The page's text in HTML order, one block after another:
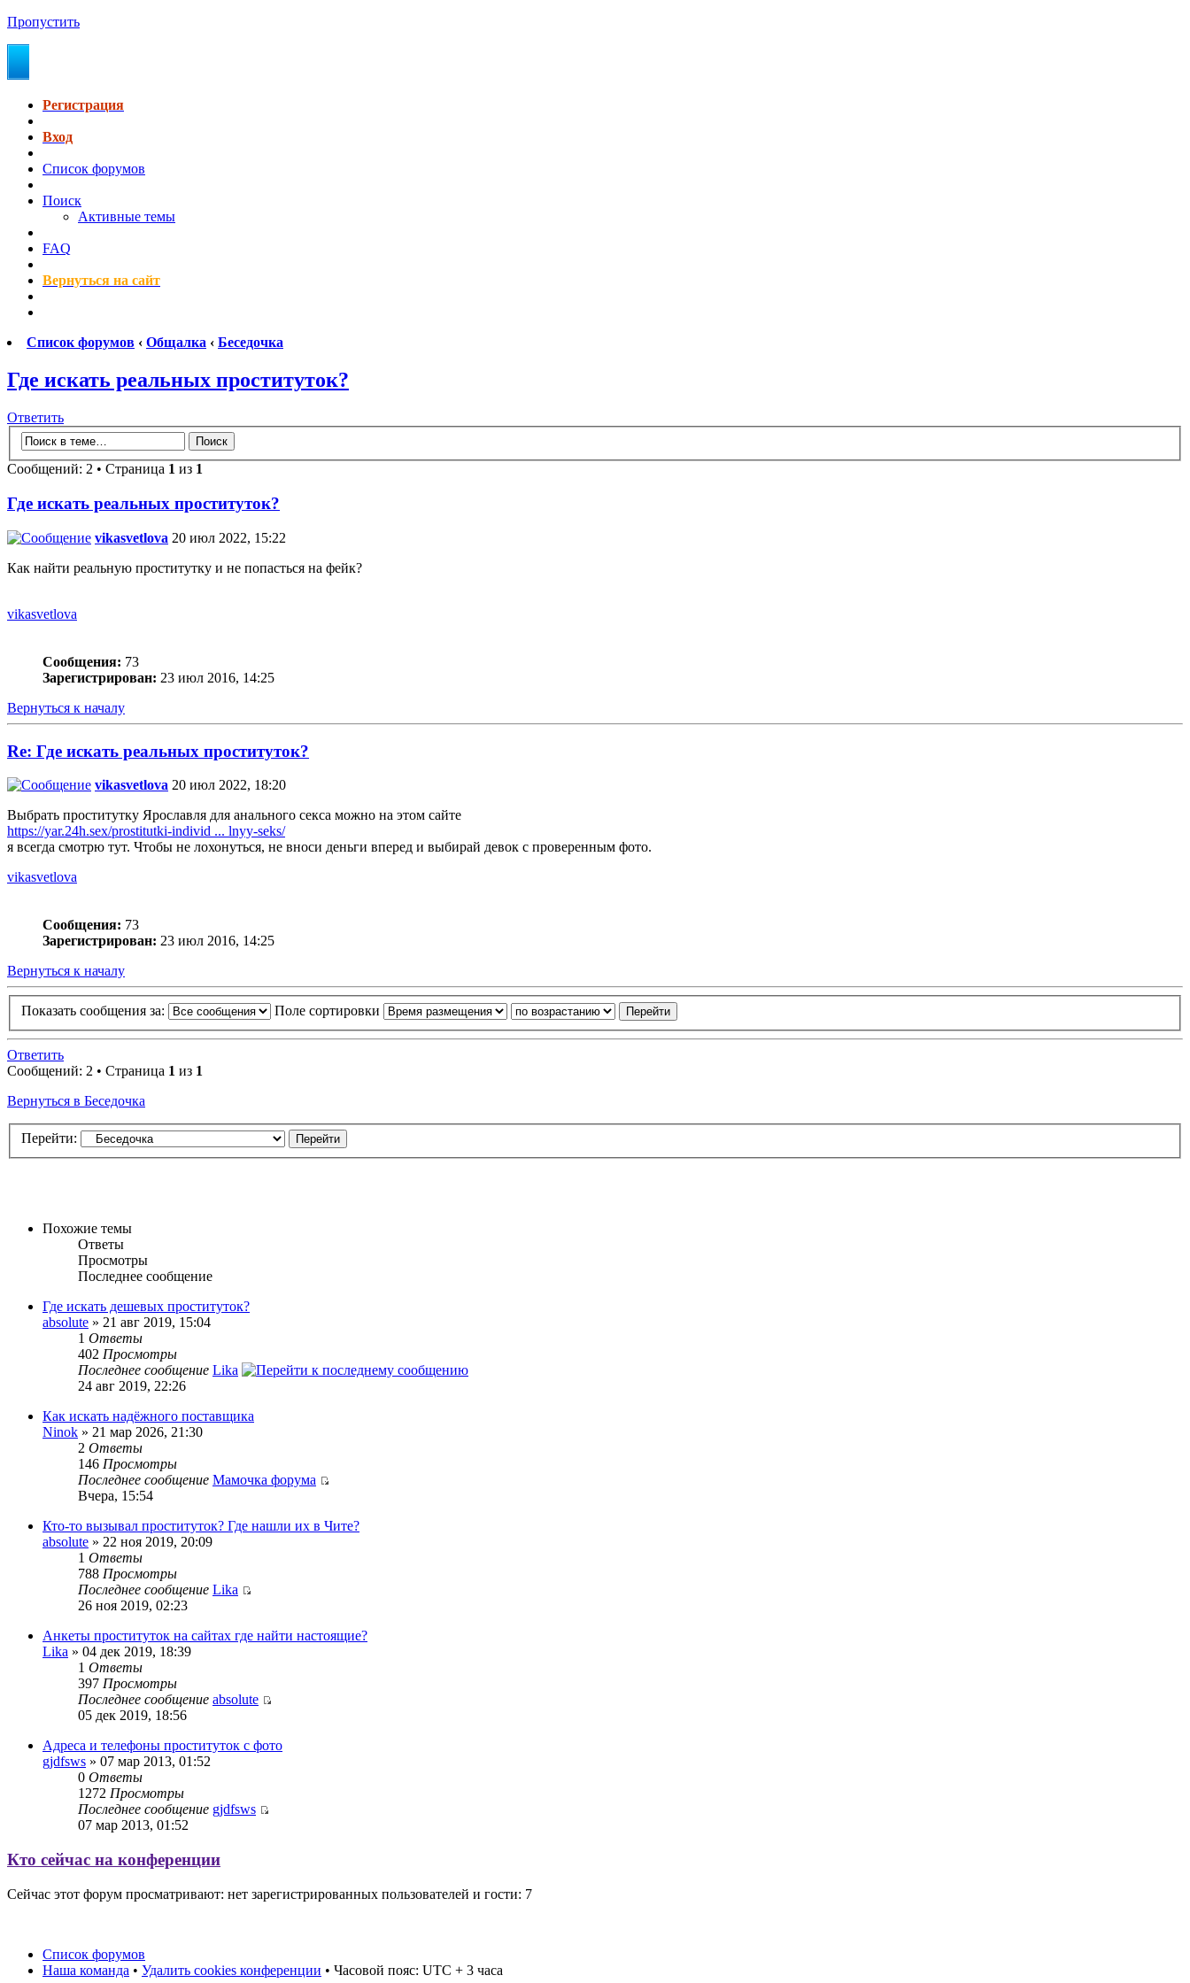
Пропустить
Регистрация
Вход
Список форумов
Поиск
Активные темы
FAQ
Вернуться на сайт
Список форумов ‹ Общалка ‹ Беседочка
Где искать реальных проституток?
Ответить
Сообщений: 2 • Страница 1 из 1
Где искать реальных проституток?
vikasvetlova 20 июл 2022, 15:22
Как найти реальную проститутку и не попасться на фейк?
vikasvetlova
Сообщения: 73
Зарегистрирован: 23 июл 2016, 14:25
Вернуться к началу
Re: Где искать реальных проституток?
vikasvetlova 20 июл 2022, 18:20
Выбрать проститутку Ярославля для анального секса можно на этом сайте
https://yar.24h.sex/prostitutki-individ ... lnyy-seks/
я всегда смотрю тут. Чтобы не лохонуться, не вноси деньги вперед и выбирай девок с проверенным фото.
vikasvetlova
Сообщения: 73
Зарегистрирован: 23 июл 2016, 14:25
Вернуться к началу
Показать сообщения за: Поле сортировки
Ответить
Сообщений: 2 • Страница 1 из 1
Вернуться в Беседочка
Перейти:
Похожие темы
Ответы
Просмотры
Последнее сообщение
Где искать дешевых проституток?
absolute » 21 авг 2019, 15:04
1 Ответы
402 Просмотры
Последнее сообщение Lika
24 авг 2019, 22:26
Как искать надёжного поставщика
Ninok » 21 мар 2026, 21:30
2 Ответы
146 Просмотры
Последнее сообщение Мамочка форума
Вчера, 15:54
Кто-то вызывал проституток? Где нашли их в Чите?
absolute » 22 ноя 2019, 20:09
1 Ответы
788 Просмотры
Последнее сообщение Lika
26 ноя 2019, 02:23
Анкеты проституток на сайтах где найти настоящие?
Lika » 04 дек 2019, 18:39
1 Ответы
397 Просмотры
Последнее сообщение absolute
05 дек 2019, 18:56
Адреса и телефоны проституток с фото
gjdfsws » 07 мар 2013, 01:52
0 Ответы
1272 Просмотры
Последнее сообщение gjdfsws
07 мар 2013, 01:52
Кто сейчас на конференции
Сейчас этот форум просматривают: нет зарегистрированных пользователей и гости: 7
Список форумов
Наша команда • Удалить cookies конференции • Часовой пояс: UTC + 3 часа